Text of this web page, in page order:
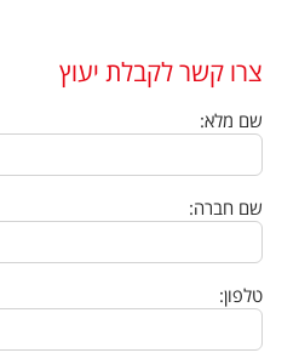
צרו קשר לקבלת יעוץ
שם מלא:
שם חברה:
טלפון: